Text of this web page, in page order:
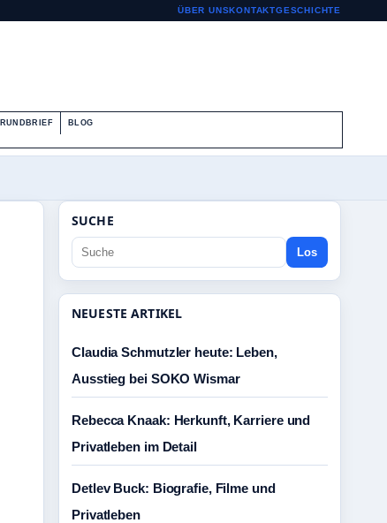
ÜBER UNSKONTAKTGESCHICHTE
RUNDBRIEF BLOG
SUCHE
Los
NEUESTE ARTIKEL
Claudia Schmutzler heute: Leben,
Ausstieg bei SOKO Wismar
Rebecca Knaak: Herkunft, Karriere und
Privatleben im Detail
Detlev Buck: Biografie, Filme und
Privatleben